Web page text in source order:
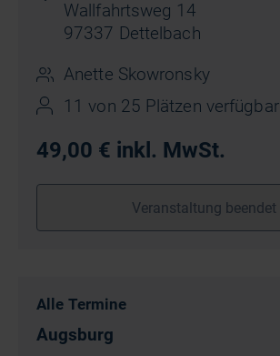
Wallfahrtsweg 14
97337 Dettelbach
Anette Skowronsky
11 von 25 Plätzen verfügbar
49,00 € inkl. MwSt.
Veranstaltung beendet
Alle Termine
Augsburg